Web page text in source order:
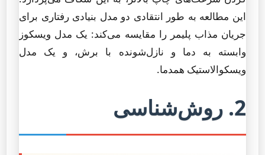
این مطالعه به طور انتقادی دو مدل بنیادی رفتاری برای
جریان مذاب پلیمر را مقایسه می‌کند: یک مدل ویسکوز
وابسته به دما و نازل‌شونده با برش، و یک مدل
ویسکوالاستیک همدما.
2. روش‌شناسی